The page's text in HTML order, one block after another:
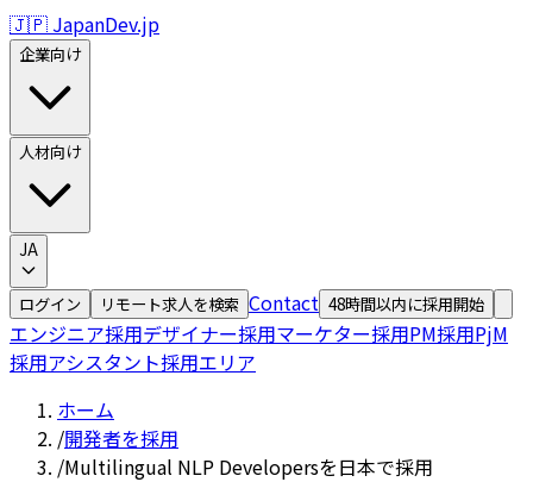
🇯🇵 JapanDev.jp
企業向け
人材向け
JA
ログイン リモート求人を検索 Contact 48時間以内に採用開始
エンジニア採用デザイナー採用マーケター採用PM採用PjM
採用アシスタント採用エリア
ホーム
/開発者を採用
/Multilingual NLP Developersを日本で採用